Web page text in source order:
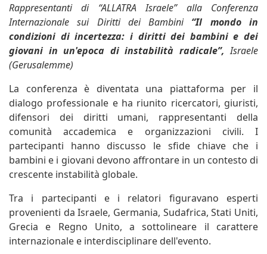
Rappresentanti di “ALLATRA Israele” alla Conferenza
Internazionale sui Diritti dei Bambini “Il mondo in
condizioni di incertezza: i diritti dei bambini e dei
giovani in un'epoca di instabilità radicale”,Israele
(Gerusalemme)
La conferenza è diventata una piattaforma per il
dialogo professionale e ha riunito ricercatori, giuristi,
difensori dei diritti umani, rappresentanti della
comunità accademica e organizzazioni civili. I
partecipanti hanno discusso le sfide chiave che i
bambini e i giovani devono affrontare in un contesto di
crescente instabilità globale.
Tra i partecipanti e i relatori figuravano esperti
provenienti da Israele, Germania, Sudafrica, Stati Uniti,
Grecia e Regno Unito, a sottolineare il carattere
internazionale e interdisciplinare dell'evento.